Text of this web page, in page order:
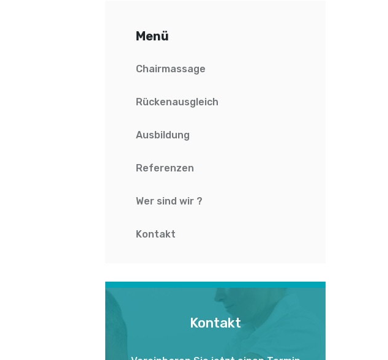
Menü
Chairmassage
Rückenausgleich
Ausbildung
Referenzen
Wer sind wir ?
Kontakt
Kontakt